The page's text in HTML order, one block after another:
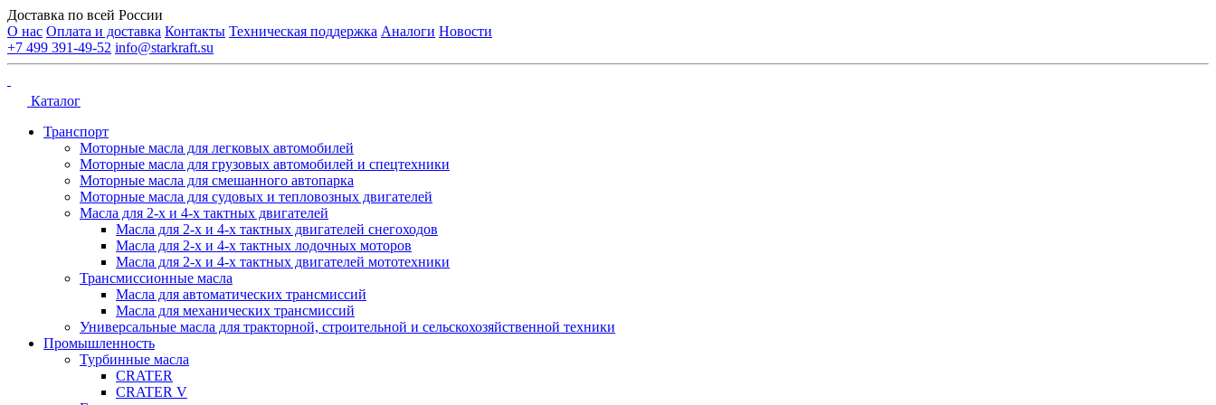
Доставка по всей России
О нас Оплата и доставка Контакты Техническая поддержка Аналоги Новости
+7 499 391-49-52 info@starkraft.su
Каталог
Транспорт
Моторные масла для легковых автомобилей
Моторные масла для грузовых автомобилей и спецтехники
Моторные масла для смешанного автопарка
Моторные масла для судовых и тепловозных двигателей
Масла для 2-х и 4-х тактных двигателей
Масла для 2-х и 4-х тактных двигателей снегоходов
Масла для 2-х и 4-х тактных лодочных моторов
Масла для 2-х и 4-х тактных двигателей мототехники
Трансмиссионные масла
Масла для автоматических трансмиссий
Масла для механических трансмиссий
Универсальные масла для тракторной, строительной и сельскохозяйственной техники
Промышленность
Турбинные масла
CRATER
CRATER V